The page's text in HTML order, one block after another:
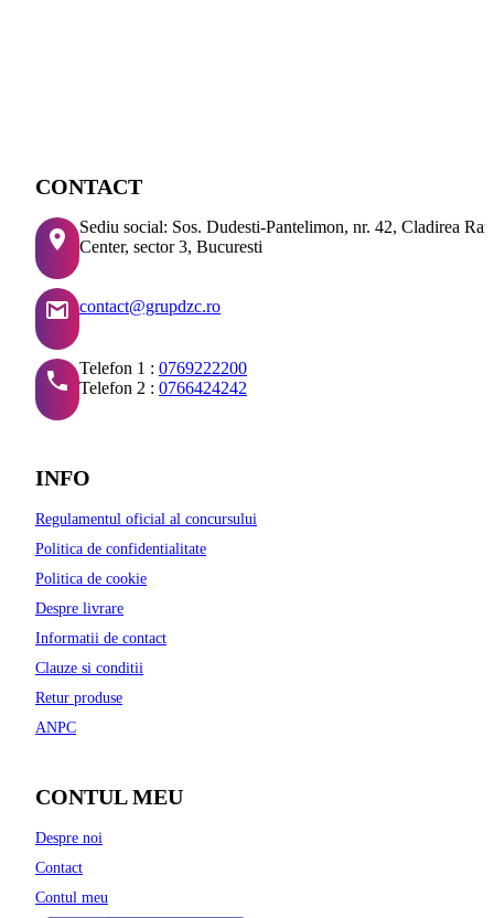
CONTACT
Sediu social: Sos. Dudesti-Pantelimon, nr. 42, Cladirea
Center, sector 3, Bucuresti
contact@grupdzc.ro
Telefon 1 : 0769222200
Telefon 2 : 0766424242
INFO
Regulamentul oficial al concursului
Politica de confidentialitate
Politica de cookie
Despre livrare
Informatii de contact
Clauze si conditii
Retur produse
ANPC
CONTUL MEU
Despre noi
Contact
Contul meu